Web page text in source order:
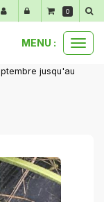
MENU :
jusqu'au
0